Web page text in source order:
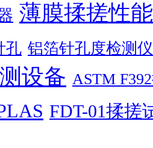
薄膜揉搓性
孔 铝箔针孔度检测
设备 ASTM
FDT-01揉搓